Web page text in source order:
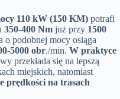
110 kW (150 KM) potrafi
350-400 Nm już przy 1500
o podobnej mocy osiąga
5000 obr./min. W praktyce
przekłada się na lepszą
miejskich, natomiast
prędkości na trasach